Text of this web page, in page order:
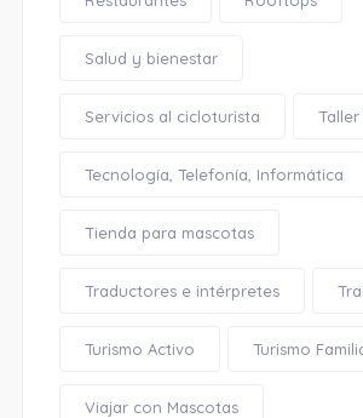
Salud y bienestar
Servicios al cicloturista
Tecnología, Telefonía, Informática
Tienda para mascotas
Traductores e intérpretes
Turismo Activo Turismo
Viajar con Mascotas